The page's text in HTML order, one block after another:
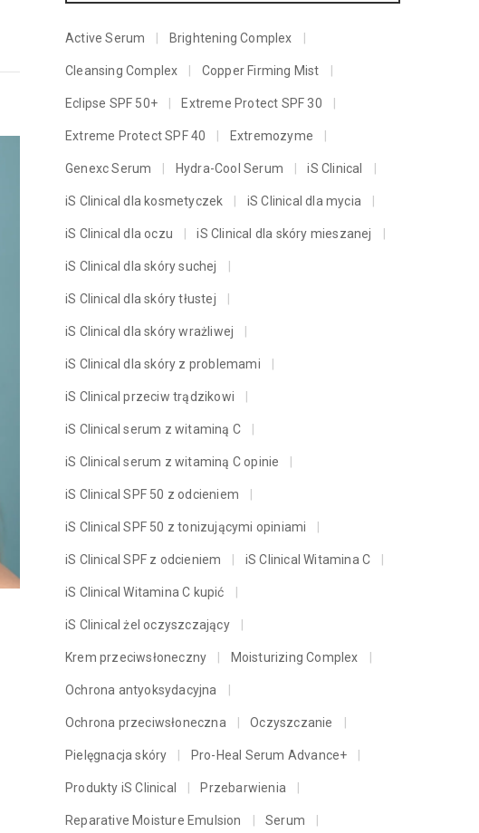
Active Serum Brightening Complex
Cleansing Complex Copper Firming Mist
Eclipse SPF 50+ Extreme Protect SPF 30
Extreme Protect SPF 40 Extremozyme
Genexc Serum Hydra-Cool Serum iS Clinical
iS Clinical dla kosmetyczek iS Clinical dla mycia
iS Clinical dla oczu iS Clinical dla skóry mieszanej
iS Clinical dla skóry suchej
iS Clinical dla skóry tłustej
iS Clinical dla skóry wrażliwej
iS Clinical dla skóry z problemami
iS Clinical przeciw trądzikowi
iS Clinical serum z witaminą C
iS Clinical serum z witaminą C opinie
iS Clinical SPF 50 z odcieniem
iS Clinical SPF 50 z tonizującymi opiniami
iS Clinical SPF z odcieniem iS Clinical Witamina C
iS Clinical Witamina C kupić
iS Clinical żel oczyszczający
Krem przeciwsłoneczny Moisturizing Complex
Ochrona antyoksydacyjna
Ochrona przeciwsłoneczna Oczyszczanie
Pielęgnacja skóry Pro-Heal Serum Advance+
Produkty iS Clinical Przebarwienia
Reparative Moisture Emulsion Serum